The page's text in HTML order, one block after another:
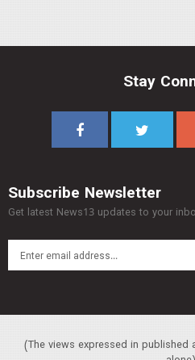
Stay
Subscribe Newsletter
Get latest News13 updates to your
(The views expressed in published